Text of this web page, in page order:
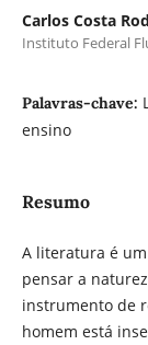
Carlos Costa
Instituto Federal
Palavras-chave:
ensino
Resumo
A literatura é
pensar a
instrumento de
homem está